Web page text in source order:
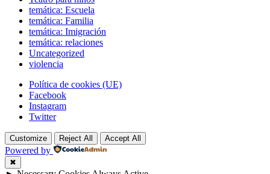
temática: Escuela
temática: Familia
temática: Imigración
temática: relaciones
Uncategorized
violencia
Footer
navigation
Política de cookies (UE)
Facebook
Instagram
Twitter
Customize Reject All Accept All
Powered by
✖